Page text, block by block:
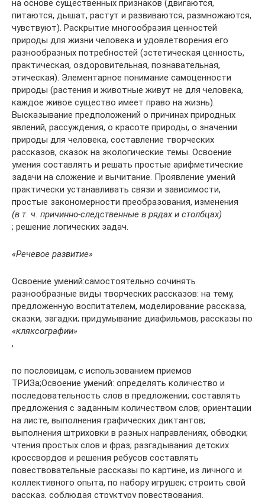
на основе существенных признаков (двигаются,
питаются, дышат, растут и развиваются, размножаются,
чувствуют). Раскрытие многообразия ценностей
природы для жизни человека и удовлетворения его
разнообразных потребностей (эстетическая ценность,
практическая, оздоровительная, познавательная,
этическая). Элементарное понимание самоценности
природы (растения и животные живут не для человека,
каждое живое существо имеет право на жизнь).
Высказывание предположений о причинах природных
явлений, рассуждения, о красоте природы, о значении
природы для человека, составление творческих
рассказов, сказок на экологические темы. Освоение
умения составлять и решать простые арифметические
задачи на сложение и вычитание. Проявление умений
практически устанавливать связи и зависимости,
простые закономерности преобразования, изменения
(в т. ч. причинно-следственные в рядах и столбцах)
; решение логических задач.
«Речевое развитие»
Освоение умений:самостоятельно сочинять
разнообразные виды творческих рассказов: на тему,
предложенную воспитателем, моделирование рассказа,
сказки, загадки; придумывание диафильмов, рассказы по
«кляксографии»
,
по пословицам, с использованием приемов
ТРИЗа;Освоение умений: определять количество и
последовательность слов в предложении; составлять
предложения с заданным количеством слов; ориентации
на листе, выполнения графических диктантов;
выполнения штриховки в разных направлениях, обводки;
чтения простых слов и фраз; разгадывания детских
кроссвордов и решения ребусов составлять
повествовательные рассказы по картине, из личного и
коллективного опыта, по набору игрушек; строить свой
рассказ, соблюдая структуру повествования.